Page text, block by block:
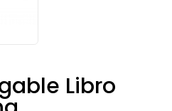
Libro